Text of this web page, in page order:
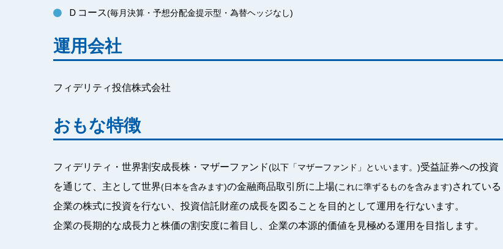
Ｄコース(毎月決算・予想分配金提示型・為替ヘッジなし)
運用会社
フィデリティ投信株式会社
おもな特徴
フィデリティ・世界割安成長株・マザーファンド(以下「マザーファンド」といいます。)受益証券への投資
を通じて、主として世界(日本を含みます)の金融商品取引所に上場(これに準ずるものを含みます) されている
企業の株式に投資を行ない、投資信託財産の成長を図ることを目的として運用を行ないます。
企業の長期的な成長力と株価の割安度に着目し、企業の本源的価値を見極める運用を目指します。